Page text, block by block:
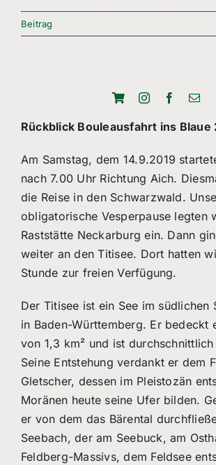
Freizeitsport
Boule
Mitgliedschaft
Beitrag
Rückblick Bouleausfahrt ins Blaue
Am Samstag, dem 14.9.2019
nach 7.00 Uhr Richtung Aich.
die Reise in den Schwarzwald.
obligatorische Vesperpause legten
Raststätte Neckarburg ein. Dann
weiter an den Titisee. Dort hatten
Stunde zur freien Verfügung.
Der Titisee ist ein See im südlichen
in Baden-Württemberg. Er bedeckt
von 1,3 km² und ist
Seine Entstehung verdankt er dem
Gletscher, dessen im Pleistozän
Moränen heute seine Ufer bilden.
er von dem das Bärental
Seebach, der am Seebuck, am
Feldberg-Massivs, dem Feldsee